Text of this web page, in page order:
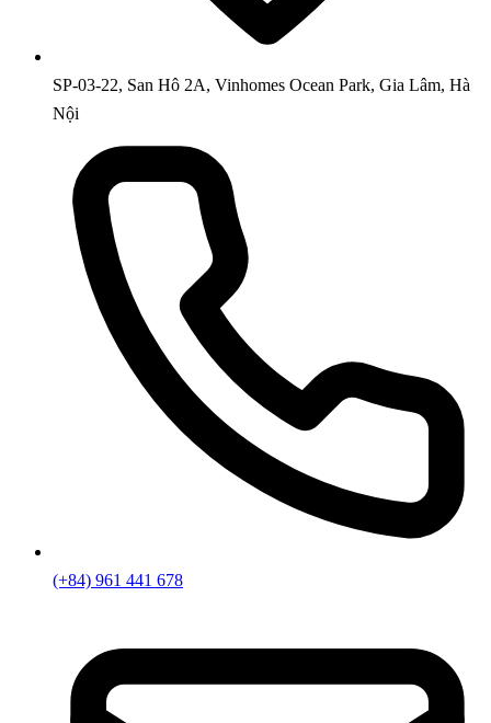
SP-03-22, San Hô 2A, Vinhomes Ocean Park, Gia Lâm, Hà
Nội
(+84) 961 441 678